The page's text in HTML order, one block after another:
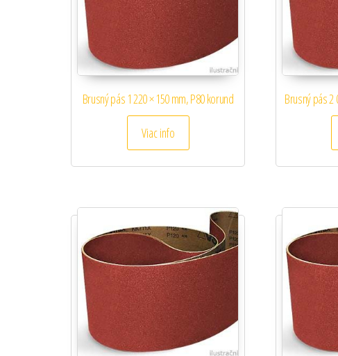
Brusný pás 1 220 × 150 mm, P80 korund
Viac info
Brusný pás 2